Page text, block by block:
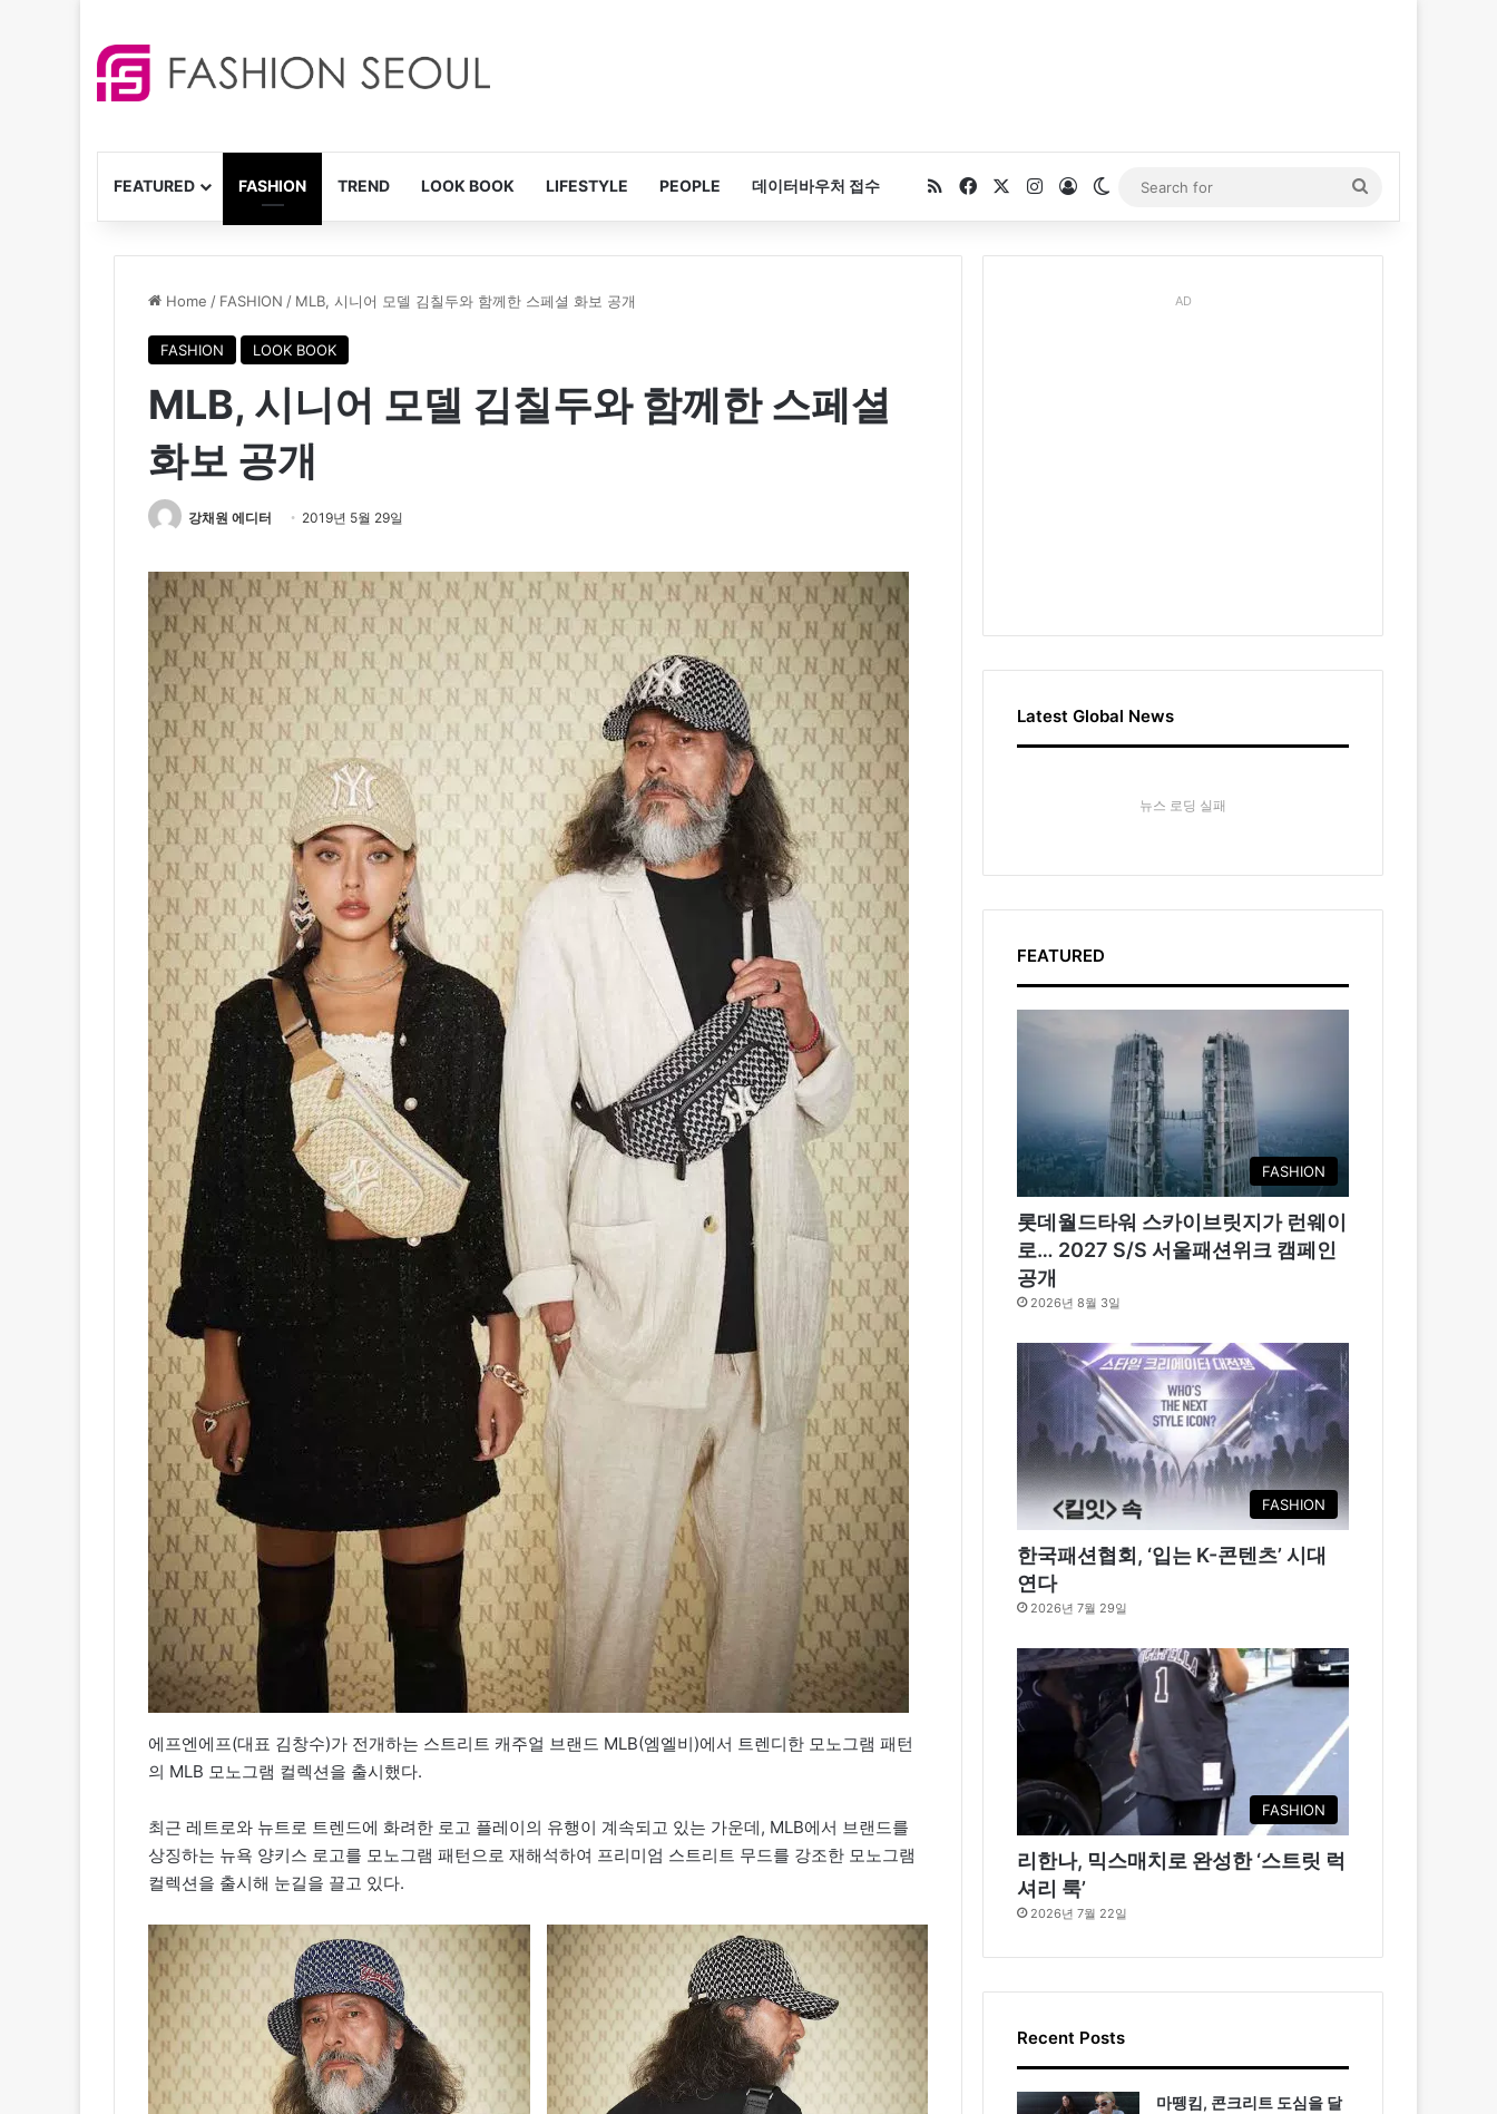
FEATURED FASHION TREND LOOK BOOK LIFESTYLE PEOPLE 데이터바우처 접수 RSSFacebookInstagram
Log InSwitch skin
for
Home / FASHION / MLB, 시니어 모델 김칠두와 함께한 스페셜 화보 공개
FASHION LOOK BOOK
MLB, 시니어 모델 김칠두와 함께한 스페셜
화보 공개
강채원 에디터 2019년 5월 29일
에프엔에프(대표 김창수)가 전개하는 스트리트 캐주얼 브랜드 MLB(엠엘비)에서 트렌디한 모노그램 패턴
의 MLB 모노그램 컬렉션을 출시했다.
최근 레트로와 뉴트로 트렌드에 화려한 로고 플레이의 유행이 계속되고 있는 가운데, MLB에서 브랜드를
상징하는 뉴욕 양키스 로고를 모노그램 패턴으로 재해석하여 프리미엄 스트리트 무드를 강조한 모노그램
컬렉션을 출시해 눈길을 끌고 있다.
AD
Latest Global News
뉴스 로딩 실패
FEATURED
FASHION
롯데월드타워 스카이브릿지가 런웨이
로… 2027 S/S 서울패션위크 캠페인
공개
2026년 8월 3일
FASHION
한국패션협회, ‘입는 K-콘텐츠’ 시대
연다
2026년 7월 29일
FASHION
리한나, 믹스매치로 완성한 ‘스트릿 럭
셔리 룩’
2026년 7월 22일
Recent Posts
마뗑킴, 콘크리트 도심을 달